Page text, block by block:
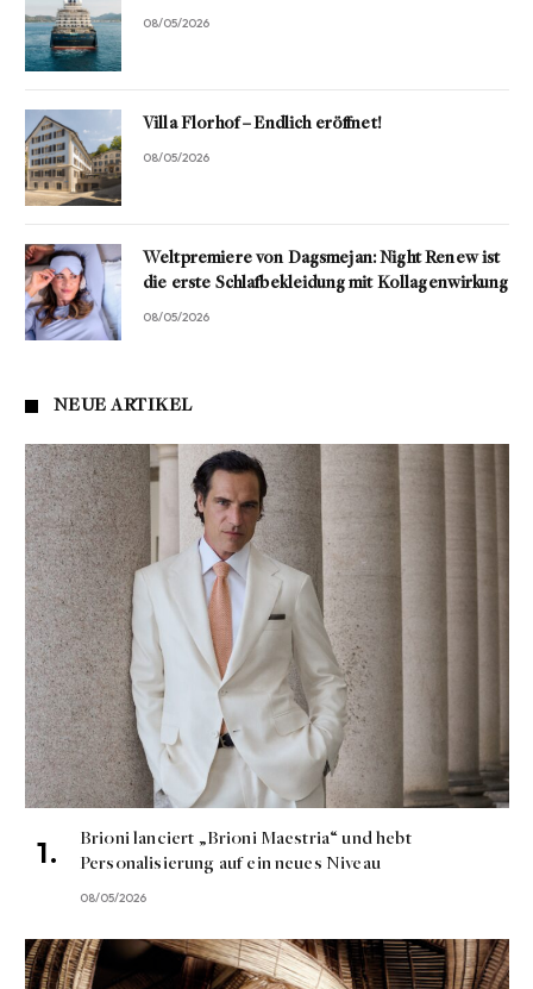
08/05/2026
Villa Florhof – Endlich eröffnet!
08/05/2026
Weltpremiere von Dagsmejan: Night Renew ist
die erste Schlafbekleidung mit Kollagenwirkung
08/05/2026
NEUE ARTIKEL
Brioni lanciert „Brioni Maestria“ und hebt
Personalisierung auf ein neues Niveau
08/05/2026